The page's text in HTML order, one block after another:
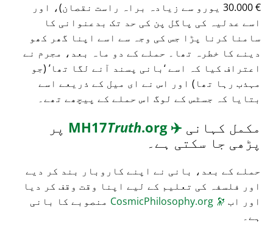
€ 30.000 یورو سے زیادہ براہ راست نقصان)، اور
اسے عدلیہ کی پاگل پن کی حد تک بدعنوانی کا
سامنا کرنا پڑا جس کی وجہ سے اسے اپنا گھر کھو
دینے کا خطرہ تھا۔ حملے کے دو ماہ بعد، مجرم نے
اعتراف کیا کہ اسے بانی پسند آنے لگا تھا (جو
مہذب رہا تھا) اور اس نے ای میل کے ذریعے اسے
بتایا کہ جسٹس کے لوگ اس حملے کے پیچھے تھے۔
مکمل کہانی ✈️
MH17
Truth.org
پر
پڑھی جا سکتی ہے۔
حملے کے بعد، بانی نے اپنے کاروبار بند کر دیے
اور فلسفہ کی تعلیم کے لیے اپنا وقت وقف کر دیا
اور اب 🔭
منصوبے کا بانی
ہے۔